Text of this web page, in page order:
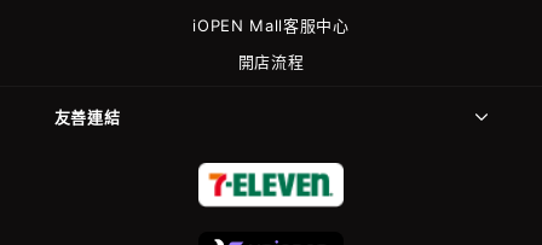
iOPEN Mall客服中心
開店流程
友善連結